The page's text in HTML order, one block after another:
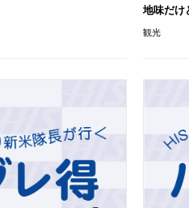
地味だけ
観光